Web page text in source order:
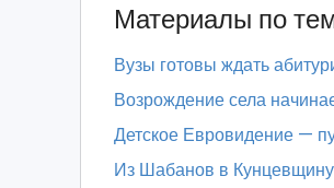
Материалы по
Вузы готовы ждать
Возрождение села
Детское Евровидение —
Из Шабанов в